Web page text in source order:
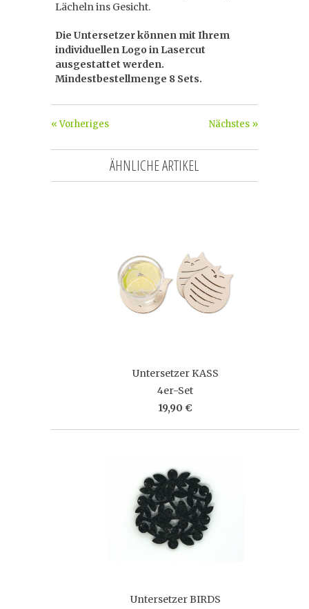
Lächeln ins Gesicht.
Die Untersetzer können mit Ihrem
individuellen Logo in Lasercut
ausgestattet werden.
Mindestbestellmenge 8 Sets.
Nächstes »
« Vorheriges
ÄHNLICHE ARTIKEL
Untersetzer KASS
4er-Set
19,90 €
Untersetzer BIRDS